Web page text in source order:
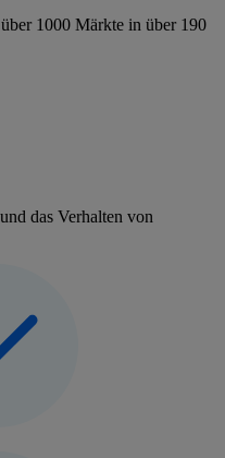
1000 Märkte in über 190
das Verhalten von